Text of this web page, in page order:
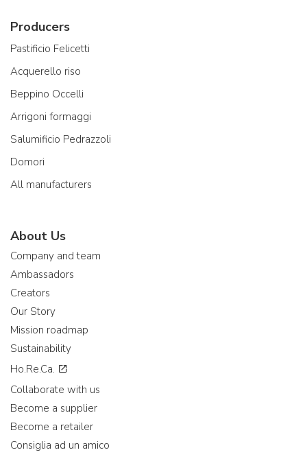
Producers
Pastificio Felicetti
Acquerello riso
Beppino Occelli
Arrigoni formaggi
Salumificio Pedrazzoli
Domori
All manufacturers
About Us
Company and team
Ambassadors
Creators
Our Story
Mission roadmap
Sustainability
Ho.Re.Ca.
Collaborate with us
Become a supplier
Become a retailer
Consiglia ad un amico